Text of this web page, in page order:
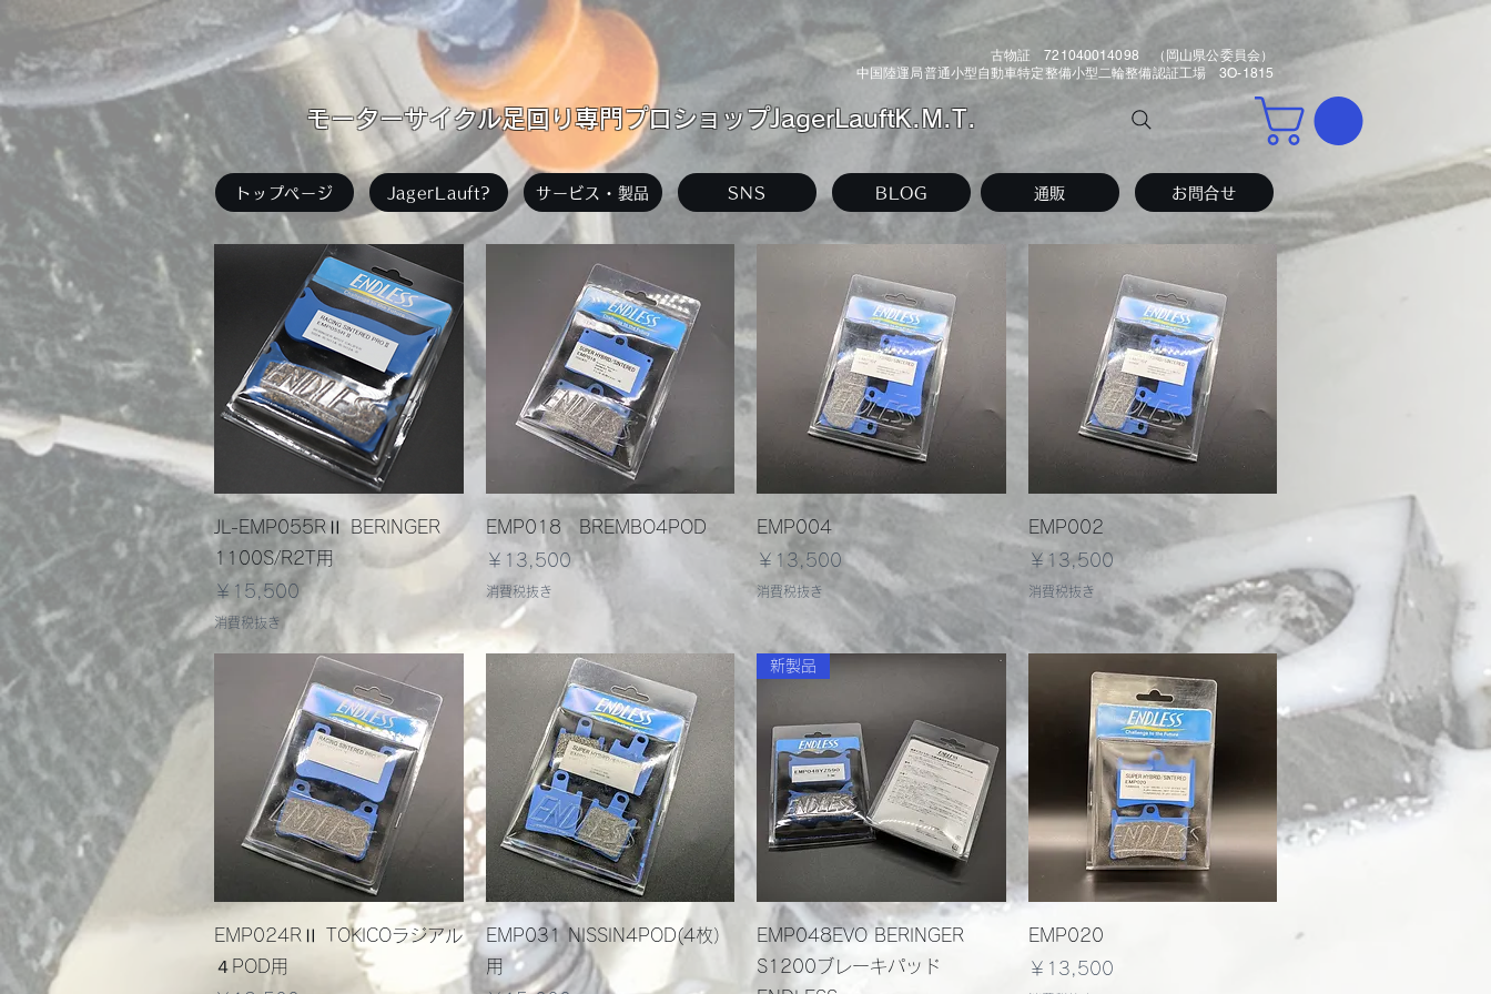
古物証 721040014098 （岡山県公委員会）
中国陸運局普通小型自動車特定整備小型二輪整備認証工場 3O-1815
​モーターサイクル足回り専門プロショップJagerLauftK.M.T.
トップページ JagerLauft? サービス・製品 SNS BLOG 通販 お問合せ
クイックビュー
JL-EMP055RⅡ BERINGER
1100S/R2T用
価格
￥15,500
消費税抜き
クイックビュー
EMP018 BREMBO4POD
価格
￥13,500
消費税抜き
クイックビュー
EMP004
価格
￥13,500
消費税抜き
クイックビュー
EMP002
価格
￥13,500
消費税抜き
クイックビュー
EMP024RⅡ TOKICOラジアル
４POD用
クイックビュー
EMP031 NISSIN4POD(4枚）
用
クイックビュー
新製品
EMP048EVO BERINGER
S1200ブレーキパッド
クイックビュー
EMP020
価格
￥13,500